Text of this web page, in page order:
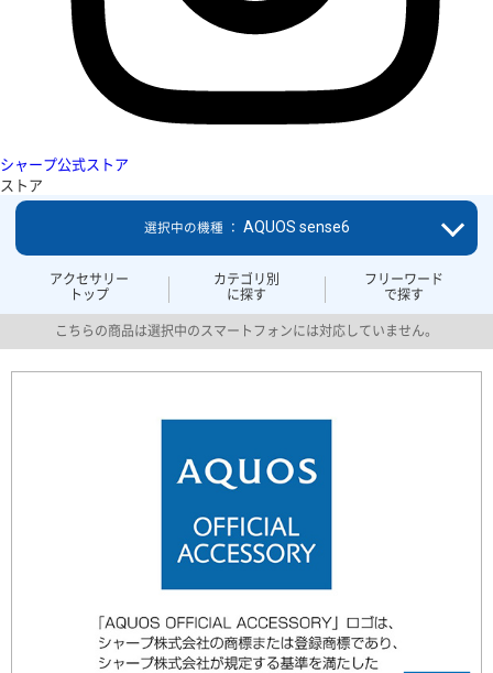
シャープ公式ストア
ストア
アクセサリー
トップ
カテゴリ別
に探す
フリーワード
で探す
選択中の機種 ： AQUOS sense6
こちらの商品は選択中のスマートフォンには対応していません。